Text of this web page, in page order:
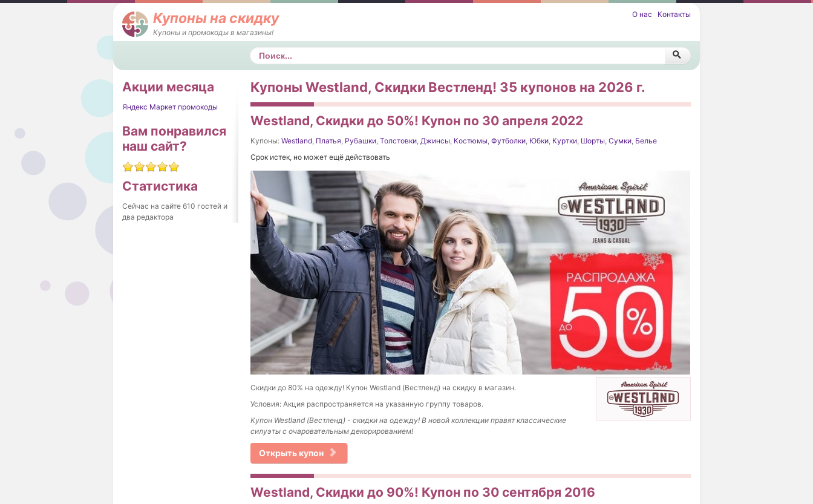
Купоны на скидку
Купоны и промокоды в магазины!
О нас Контакты
Поиск
Акции месяца
Яндекс Маркет промокоды
Вам понравился
наш сайт?
Статистика
Сейчас на сайте 610 гостей и
два редактора
Купоны Westland, Скидки Вестленд! 35 купонов на 2026 г.
Westland, Скидки до 50%! Купон по 30 апреля 2022
Купоны: Westland, Платья, Рубашки, Толстовки, Джинсы, Костюмы, Футболки, Юбки, Куртки, Шорты, Сумки, Белье
Срок истек, но может ещё действовать
Скидки до 80% на одежду! Купон Westland (Вестленд) на скидку в магазин.
Условия: Акция распространяется на указанную группу товаров.
Купон Westland (Вестленд) - скидки на одежду! В новой коллекции правят классические
силуэты с очаровательным декорированием!
Открыть купон
Westland, Скидки до 90%! Купон по 30 сентября 2016